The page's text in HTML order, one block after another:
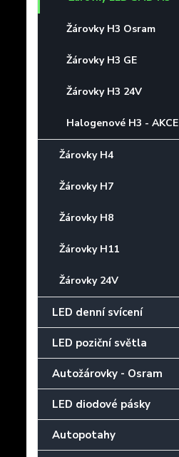
Žárovky H3 Osram
Žárovky H3 GE
Žárovky H3 24V
Halogenové H3 - AKCE
Žárovky H4
Žárovky H7
Žárovky H8
Žárovky H11
Žárovky 24V
LED denní svícení
LED poziční světla
Autožárovky - Osram
LED diodové pásky
Autopotahy